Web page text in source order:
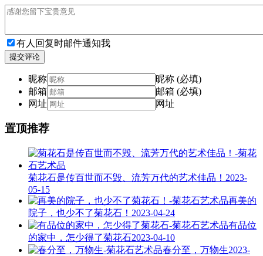
有人回复时邮件通知我
提交评论
昵称
昵称 (必填)
邮箱
邮箱 (必填)
网址
网址
置顶推荐
菊花石是传百世而不毁、流芳万代的艺术佳品！ 2023-
05-15
再美的
院子，也少不了菊花石！ 2023-04-24
有品位
的家中，怎少得了菊花石2023-04-10
春分至，万物生2023-